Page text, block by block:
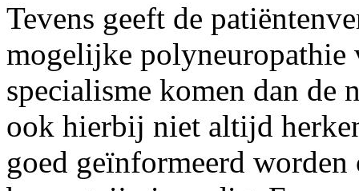
Tevens geeft de
mogelijke polyneuropathie
specialisme komen dan de
ook hierbij niet altijd
goed geïnformeerd